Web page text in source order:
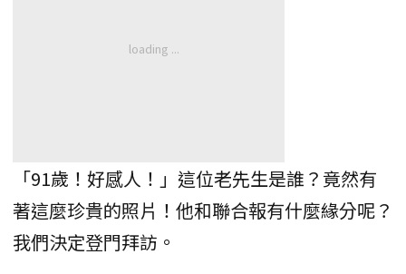
「91歲！好感人！」這位老先生是誰？竟然有
著這麼珍貴的照片！他和聯合報有什麼緣分呢？
我們決定登門拜訪。